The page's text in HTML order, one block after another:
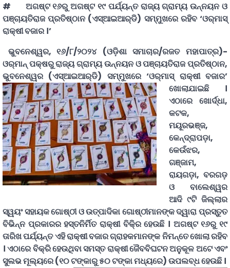
# ଅଗଷ୍ଟ ୧୬ରୁ ଅଗଷ୍ଟ ୧୯ ପର୍ଯ୍ୟନ୍ତ ରାଜ୍ୟ ଗ୍ରାମ୍ୟ ଉନ୍ନୟନ ଓ
ପଞ୍ଚାୟତିରାଜ ପ୍ରତିଷ୍ଠାନ (ଏସ୍‌ଆଇଆର୍‌ଡି) ସମ୍ମୁଖରେ ରହିବ ‘ଓର୍‌ମାସ୍‌
ରାକ୍ଷୀ ବଜାର ।’
ଭୁବନେଶ୍ୱର,୧୬/୮/୨୦୨୪ (ଓଡ଼ିଶା ସମାଚାର/ରଜତ ମହାପାତ୍ର)-
ଓର୍‌ମାନ୍‌ ପକ୍ଷରୁ ରାଜ୍ୟ ଗ୍ରାମ୍ୟ ଉନ୍ନୟନ ଓ ପଞ୍ଚାୟତିରାଜ ପ୍ରତିଷ୍ଠାନ,
ଭୁବନେଶ୍ୱର (ଏସ୍‌ଆଇଆର୍‌ଡି) ସମ୍ମୁଖରେ ‘ଓର୍‌ମାସ୍‌ ରାକ୍ଷୀ ବଜାର’
ଖୋଲାଯାଇଛି ।
ଏଠାରେ ଖୋର୍ଦ୍ଧା,
କଟକ,
ମୟୂରଭଞ୍ଜ,
କେନ୍ଦ୍ରାପଡ଼ା,
କେଉଁଝର,
ଗଞ୍ଜାମ,
ରାୟଗଡ଼ା, ବରଗଡ଼
ଓ ବାଲେଶ୍ୱର
ଆଦି ୯ଟି ଜିଲ୍ଲାର
ସ୍ୱୟଂ ସହାୟକ ଗୋଷ୍ଠୀ ଓ ଉତ୍ପାଦିକା ଗୋଷ୍ଠୀମାନଙ୍କ ଦ୍ୱାରା ପ୍ରସ୍ତୁତ
ବିଭିନ୍ନ ପ୍ରକାରର ହସ୍ତନିର୍ମିତ ରାକ୍ଷୀ ବିକି୍ର ହେଉଛି । ଅଗଷ୍ଟ ୧୬ରୁ ୧୯
ତାରିଖ ପର୍ଯ୍ୟନ୍ତ ଏହି ରାକ୍ଷୀ ବଜାର ଗ୍ରାହକମାନଙ୍କ ନିମନ୍ତେ ଖୋଲା ରହିବ
। ଏଠାରେ ବିକ୍ରି ହେଉଥିବା ସମସ୍ତ ରାକ୍ଷୀ ଜୈବବିଘଟନ ଅନୁକୂଳ ଅଟେ ଏବଂ
ସୁଲଭ ମୂଲ୍ୟରେ (୧୦ ଟଙ୍କାରୁ ୫୦ ଟଙ୍କା ମଧ୍ୟରେ) ଉପଲବ୍ଧ ହେଉଛି ।